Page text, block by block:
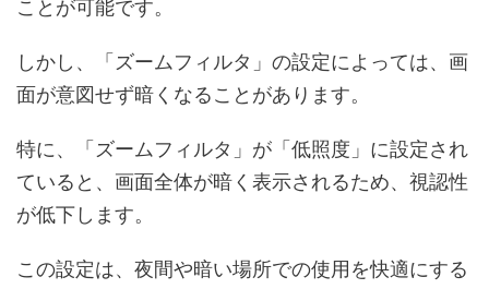
ことが可能です。
しかし、「ズームフィルタ」の設定によっては、画
面が意図せず暗くなることがあります。
特に、「ズームフィルタ」が「低照度」に設定され
ていると、画面全体が暗く表示されるため、視認性
が低下します。
この設定は、夜間や暗い場所での使用を快適にする